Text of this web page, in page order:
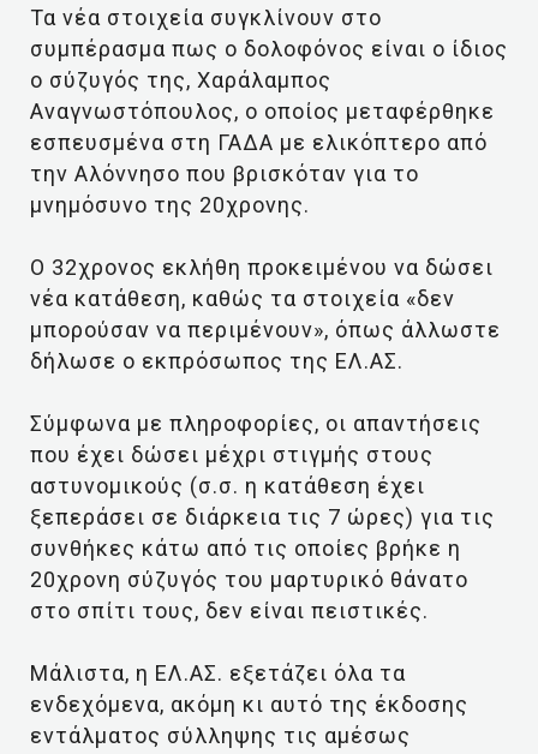
Τα νέα στοιχεία συγκλίνουν στο
συμπέρασμα πως ο δολοφόνος είναι ο ίδιος
ο σύζυγός της, Χαράλαμπος
Αναγνωστόπουλος, ο οποίος μεταφέρθηκε
εσπευσμένα στη ΓΑΔΑ με ελικόπτερο από
την Αλόννησο που βρισκόταν για το
μνημόσυνο της 20χρονης.
Ο 32χρονος εκλήθη προκειμένου να δώσει
νέα κατάθεση, καθώς τα στοιχεία «δεν
μπορούσαν να περιμένουν», όπως άλλωστε
δήλωσε ο εκπρόσωπος της ΕΛ.ΑΣ.
Σύμφωνα με πληροφορίες, οι απαντήσεις
που έχει δώσει μέχρι στιγμής στους
αστυνομικούς (σ.σ. η κατάθεση έχει
ξεπεράσει σε διάρκεια τις 7 ώρες) για τις
συνθήκες κάτω από τις οποίες βρήκε η
20χρονη σύζυγός του μαρτυρικό θάνατο
στο σπίτι τους, δεν είναι πειστικές.
Μάλιστα, η ΕΛ.ΑΣ. εξετάζει όλα τα
ενδεχόμενα, ακόμη κι αυτό της έκδοσης
εντάλματος σύλληψης τις αμέσως